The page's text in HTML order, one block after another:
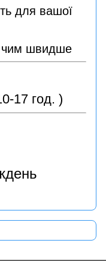
для вашої
чим швидше
17 год. )